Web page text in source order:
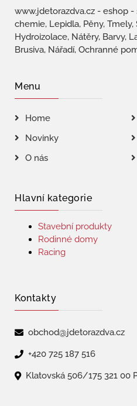
www.jdetorazdva.cz - eshop
chemie, Lepidla, Pěny, Tmely,
Hydroizolace, Nátěry, Barvy,
Brusiva, Nářadí, Ochranné
Menu
Home
Novinky
O nás
Hlavní kategorie
Stavební produkty
Rodinné domy
Racing
Kontakty
obchod@jdetorazdva.cz
+420 725 187 516
Klatovská 506/175 321 00